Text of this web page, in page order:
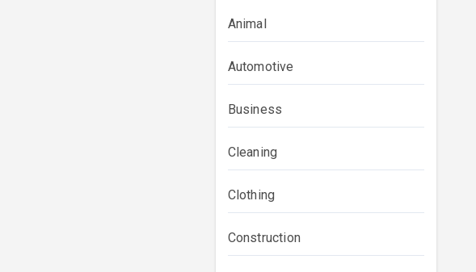
Animal
Automotive
Business
Cleaning
Clothing
Construction